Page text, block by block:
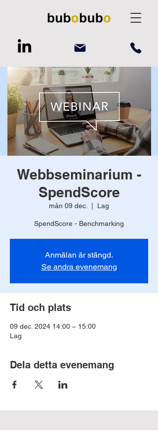
Webbseminarium -
SpendScore
mån 09 dec. Lag
SpendScore - Benchmarking
Anmälan är stängd.
Se andra evenemang
Tid och plats
09 dec. 2024 14:00 – 15:00
Lag
Dela detta evenemang